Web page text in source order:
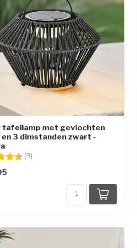
tafellamp met gevlochten
3 dimstanden zwart -
(3)